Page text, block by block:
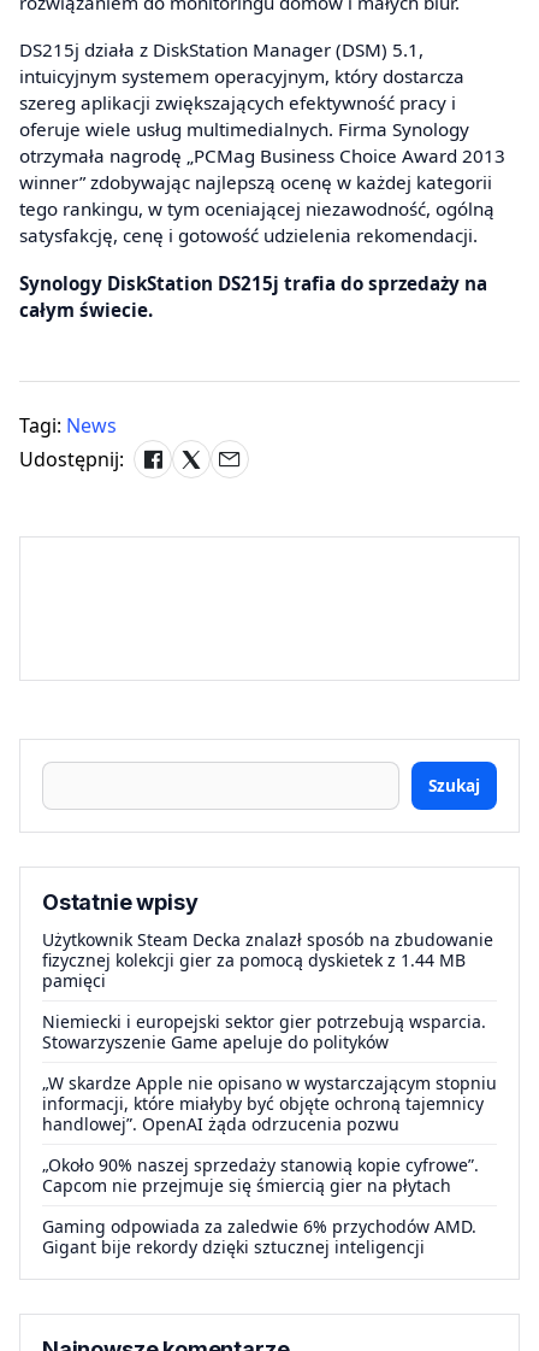
DS215j działa z DiskStation Manager (DSM) 5.1,
intuicyjnym systemem operacyjnym, który dostarcza
szereg aplikacji zwiększających efektywność pracy i
oferuje wiele usług multimedialnych. Firma Synology
otrzymała nagrodę „PCMag Business Choice Award 2013
winner” zdobywając najlepszą ocenę w każdej kategorii
tego rankingu, w tym oceniającej niezawodność, ogólną
satysfakcję, cenę i gotowość udzielenia rekomendacji.
Synology DiskStation DS215j trafia do sprzedaży na
całym świecie.
Tagi: News
Udostępnij:
Szukaj
Ostatnie wpisy
Użytkownik Steam Decka znalazł sposób na zbudowanie
fizycznej kolekcji gier za pomocą dyskietek z 1.44 MB
pamięci
Niemiecki i europejski sektor gier potrzebują wsparcia.
Stowarzyszenie Game apeluje do polityków
„W skardze Apple nie opisano w wystarczającym stopniu
informacji, które miałyby być objęte ochroną tajemnicy
handlowej”. OpenAI żąda odrzucenia pozwu
„Około 90% naszej sprzedaży stanowią kopie cyfrowe”.
Capcom nie przejmuje się śmiercią gier na płytach
Gaming odpowiada za zaledwie 6% przychodów AMD.
Gigant bije rekordy dzięki sztucznej inteligencji